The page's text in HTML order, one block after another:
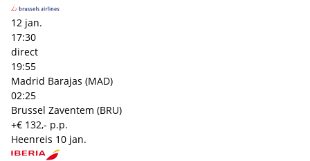
12 jan.
17:30
direct
19:55
Madrid Barajas (MAD)
02:25
Brussel Zaventem (BRU)
+€ 132,- p.p.
Heenreis 10 jan.